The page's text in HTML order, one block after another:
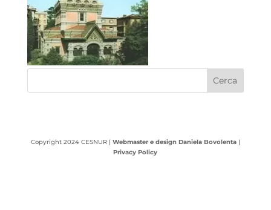
Copyright 2024 CESNUR | Webmaster e design Daniela Bovolenta|
Privacy Policy